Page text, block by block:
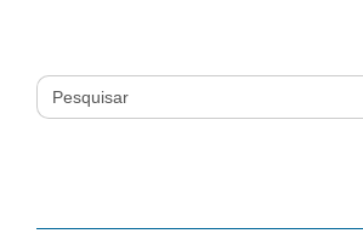
Search
for: